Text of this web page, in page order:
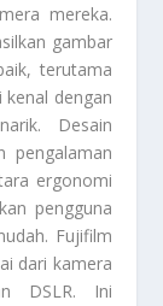
mereka.
gambar
terutama
dengan
Desain
pengalaman
ergonomi
pengguna
Fujifilm
dari kamera
DSLR. Ini